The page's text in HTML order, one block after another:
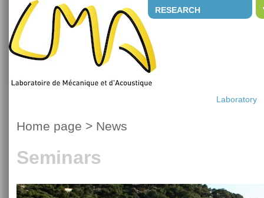
RESEARCH
Laboratory
Home page > News
Seminars